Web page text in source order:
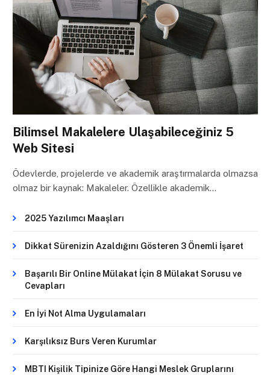
Bilimsel Makalelere Ulaşabileceğiniz 5
Web Sitesi
Ödevlerde, projelerde ve akademik araştırmalarda olmazsa
olmaz bir kaynak: Makaleler. Özellikle akademik…
2025 Yazılımcı Maaşları
Dikkat Sürenizin Azaldığını Gösteren 3 Önemli İşaret
Başarılı Bir Online Mülakat İçin 8 Mülakat Sorusu ve
Cevapları
En İyi Not Alma Uygulamaları
Karşılıksız Burs Veren Kurumlar
MBTI Kişilik Tipinize Göre Hangi Meslek Gruplarını